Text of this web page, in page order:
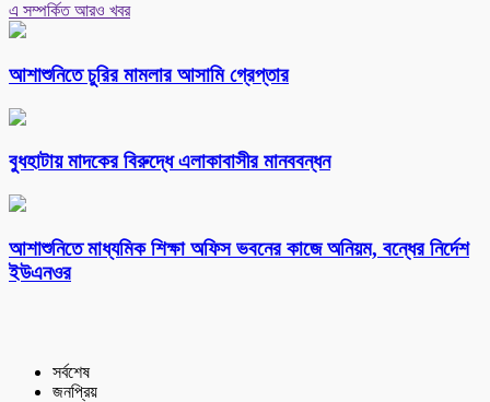
এ সম্পর্কিত আরও খবর
আশাশুনিতে চুরির মামলার আসামি গ্রেপ্তার
বুধহাটায় মাদকের বিরুদ্ধে এলাকাবাসীর মানববন্ধন
আশাশুনিতে মাধ্যমিক শিক্ষা অফিস ভবনের কাজে অনিয়ম, বন্ধের নির্দেশ
ইউএনওর
সর্বশেষ
জনপ্রিয়